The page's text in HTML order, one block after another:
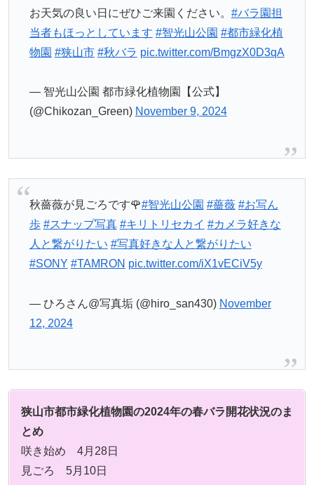
お天気の良い日にぜひご来園ください。 #バラ園担
当者もほっとしています #智光山公園 #都市緑化植
物園 #狭山市 #秋バラ pic.twitter.com/BmgzX0D3qA
— 智光山公園 都市緑化植物園【公式】
(@Chikozan_Green) November 9, 2024
秋薔薇が見ごろです🌹#智光山公園 #薔薇 #お写ん
歩 #スナップ写真 #キリトリセカイ #カメラ好きな
人と繋がりたい #写真好きな人と繋がりたい
#SONY #TAMRON pic.twitter.com/iX1vECiV5y
— ひろさん@写真垢 (@hiro_san430) November
12, 2024
狭山市都市緑化植物園の2024年の春バラ開花状況のま
とめ
咲き始め 4月28日
見ごろ 5月10日